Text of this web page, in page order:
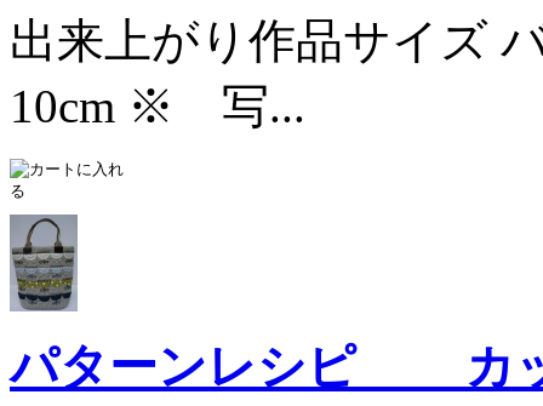
出来上がり作品サイズ
10cm ※ 写...
パターンレシピ カ